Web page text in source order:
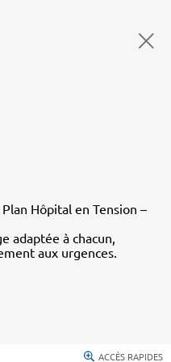
Hôpital en Tension –
adaptée à chacun,
aux urgences.
ACCÈS RAPIDES